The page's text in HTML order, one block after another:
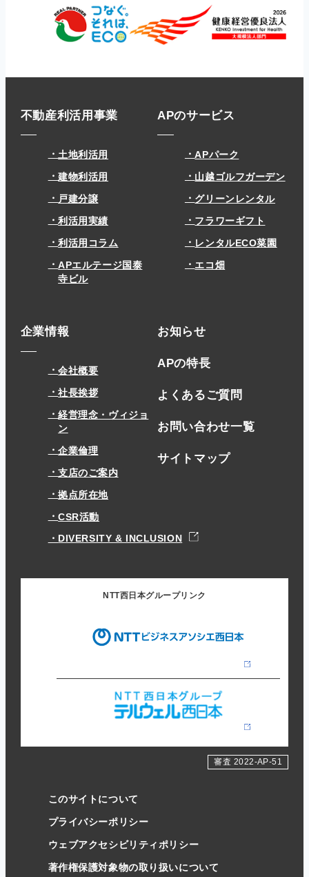
不動産利活用事業
土地利活用
建物利活用
戸建分譲
利活用実績
利活用コラム
APエルテージ国泰
寺ビル
APのサービス
APパーク
山越ゴルフガーデン
グリーンレンタル
フラワーギフト
レンタルECO菜園
エコ畑
企業情報
会社概要
社長挨拶
経営理念・ヴィジョ
ン
企業倫理
支店のご案内
拠点所在地
CSR活動
DIVERSITY & INCLUSION
お知らせ
APの特長
よくあるご質問
お問い合わせ一覧
サイトマップ
NTT西日本グループリンク
審査 2022-AP-51
このサイトについて
プライバシーポリシー
ウェブアクセシビリティポリシー
著作権保護対象物の取り扱いについて